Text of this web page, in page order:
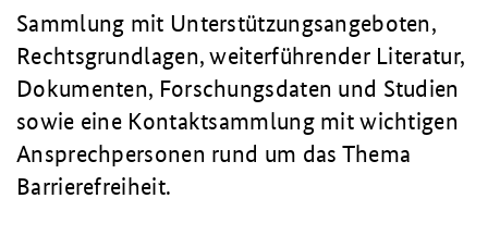
Sammlung mit Unterstützungsangeboten,
Rechtsgrundlagen, weiterführender Literatur,
Dokumenten, Forschungsdaten und Studien
sowie eine Kontaktsammlung mit wichtigen
Ansprechpersonen rund um das Thema
Barrierefreiheit.